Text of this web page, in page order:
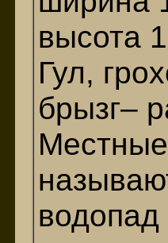
высота
Гул,
брызг–
Местные
водопад